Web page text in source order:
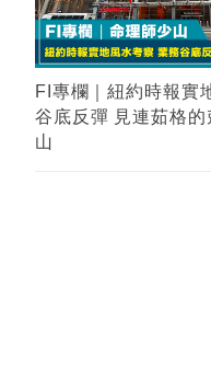
FI專欄｜紐約時報實
谷底反彈 見連茹格
山